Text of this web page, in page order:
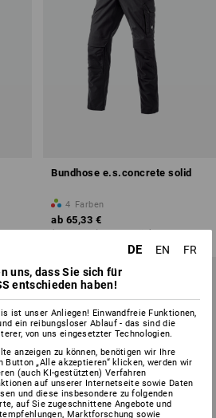
Bundhose e.s.concrete solid
4 Farben
ab 65,33 €
(m. MwSt.) ab 10 Stück
DE EN
FR
uns, dass Sie sich für
entschieden haben!
ist unser Anliegen! Einwandfreie Funktionen,
ein reibungsloser Ablauf - das sind die
von uns eingesetzter Technologien.
anzeigen zu können, benötigen wir Ihre
Button „Alle akzeptieren“ klicken, werden wir
(auch KI-gestützten) Verfahren
auf unserer Internetseite sowie Daten
und diese insbesondere zu folgenden
auf Sie zugeschnittene Angebote und
Marktforschung sowie